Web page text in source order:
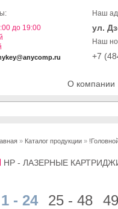
О компании
до 19:00
Наш
ул.
Наш
+7
» Каталог продукции »
HP - ЛАЗЕРНЫЕ
1 - 24 25 - 48